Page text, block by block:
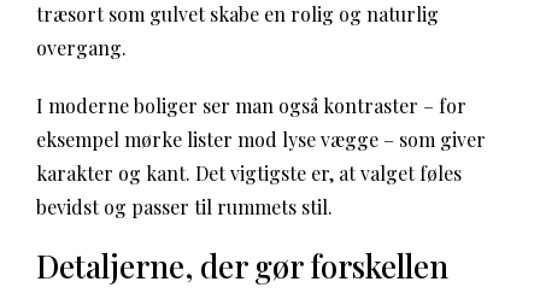
træsort som gulvet skabe en rolig og naturlig
overgang.
I moderne boliger ser man også kontraster – for
eksempel mørke lister mod lyse vægge – som giver
karakter og kant. Det vigtigste er, at valget føles
bevidst og passer til rummets stil.
Detaljerne, der gør forskellen